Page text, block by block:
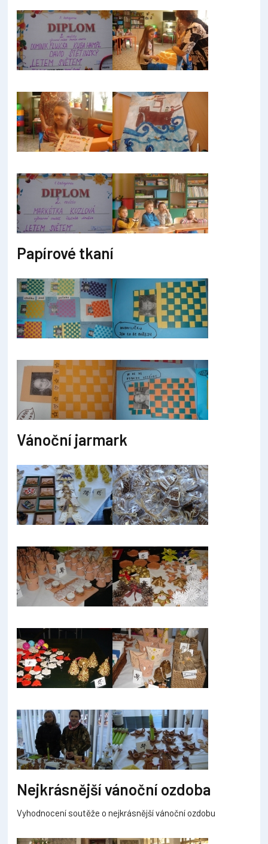
Papírové tkaní
Vánoční jarmark
Nejkrásnější vánoční ozdoba
Vyhodnocení soutěže o nejkrásnější vánoční ozdobu